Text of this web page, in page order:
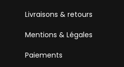
Livraisons & retours
Mentions & Légales
Paiements